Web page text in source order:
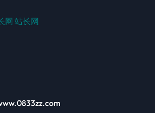
网 站长网